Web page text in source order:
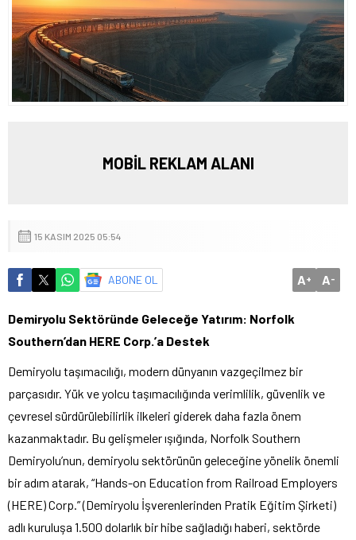
MOBİL REKLAM ALANI
15 KASIM 2025 05:54
ABONE OL A+ A-
Demiryolu Sektöründe Geleceğe Yatırım: Norfolk
Southern’dan HERE Corp.’a Destek
Demiryolu taşımacılığı, modern dünyanın vazgeçilmez bir
parçasıdır. Yük ve yolcu taşımacılığında verimlilik, güvenlik ve
çevresel sürdürülebilirlik ilkeleri giderek daha fazla önem
kazanmaktadır. Bu gelişmeler ışığında, Norfolk Southern
Demiryolu’nun, demiryolu sektörünün geleceğine yönelik önemli
bir adım atarak, “Hands-on Education from Railroad Employers
(HERE) Corp.” (Demiryolu İşverenlerinden Pratik Eğitim Şirketi)
adlı kuruluşa 1.500 dolarlık bir hibe sağladığı haberi, sektörde